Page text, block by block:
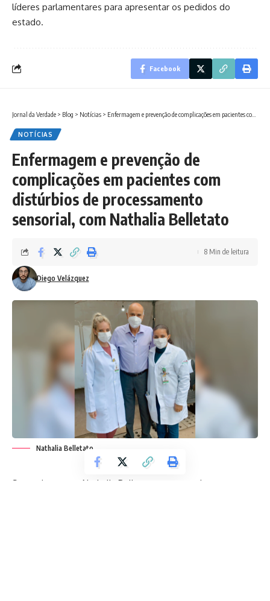
líderes parlamentares para apresentar os pedidos do
estado.
Facebook
Jornal da Verdade > Blog > Notícias > Enfermagem e prevenção de complicações em pacientes com distúrbios de processamento sensorial, com Nathalia Belletato
NOTÍCIAS
Enfermagem e prevenção de
complicações em pacientes com
distúrbios de processamento
sensorial, com Nathalia Belletato
Diego Velázquez
8 Min de leitura
Nathalia Belletato
Segundo aponta Nathalia Belletato
, comentadora e